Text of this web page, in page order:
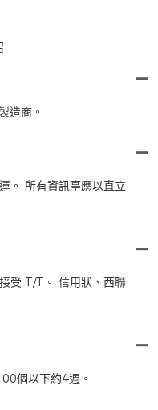
造商。
。 所有資訊亭應以直立
受 T/T。 信用狀、西聯
個以下約4週。